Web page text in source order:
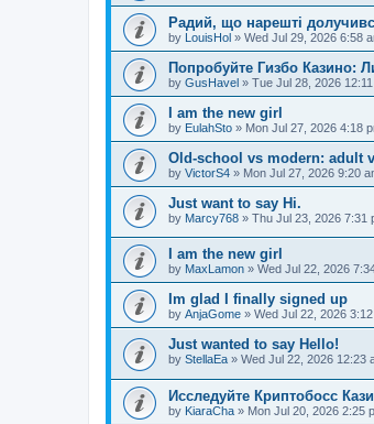
Радий, що нарешті
by LouisHol » Wed Jul 29, 2026 6:58
Попробуйте Гизбо Казино:
by GusHavel » Tue Jul 28, 2026
I am the new girl
by EulahSto » Mon Jul 27, 2026 4:18
Old-school vs modern: adult
by VictorS4 » Mon Jul 27, 2026 9:20
Just want to say Hi.
by Marcy768 » Thu Jul 23, 2026 7:31
I am the new girl
by MaxLamon » Wed Jul 22, 2026
Im glad I finally signed up
by AnjaGome » Wed Jul 22, 2026
Just wanted to say Hello!
by StellaEa » Wed Jul 22, 2026 12:23
Исследуйте Криптобосс
by KiaraCha » Mon Jul 20, 2026 2:25